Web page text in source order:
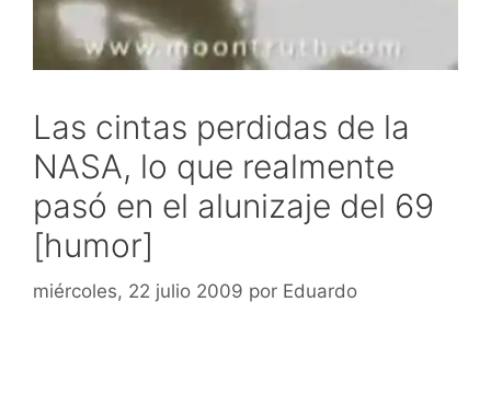
Las cintas perdidas de la
NASA, lo que realmente
pasó en el alunizaje del 69
[humor]
miércoles, 22 julio 2009 por Eduardo